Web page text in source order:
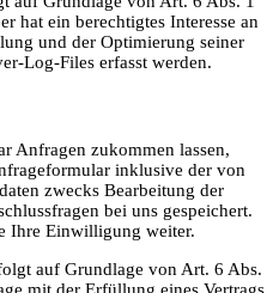
hat ein berechtigtes Interesse an
und der Optimierung seiner
Log-Files erfasst werden.
Anfragen zukommen lassen,
inklusive der von
zwecks Bearbeitung der
bei uns gespeichert.
Ihre Einwilligung weiter.
auf Grundlage von Art. 6 Abs.
mit der Erfüllung eines Vertrags